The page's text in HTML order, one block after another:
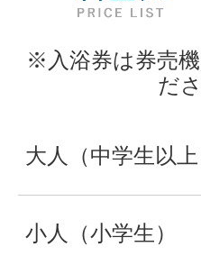
※入浴券は券売
だ
大人（中学生以上
小人（小学生）